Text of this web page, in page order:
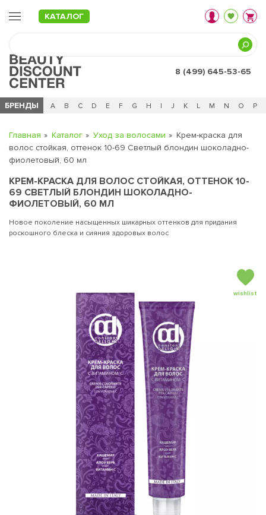
КАТАЛОГ
8 (499) 645-53-65
БРЕНДЫ
Ч 0 - 9 A B C D E F G H I J K L M N O P
Главная Каталог Уход за волосами
Крем-краска для
волос стойкая, оттенок 10-69 Светлый блондин шоколадно-
фиолетовый, 60 мл
КРЕМ-КРАСКА ДЛЯ ВОЛОС СТОЙКАЯ, ОТТЕНОК 10-
69 СВЕТЛЫЙ БЛОНДИН ШОКОЛАДНО-
ФИОЛЕТОВЫЙ, 60 МЛ
Новое поколение насыщенных шикарных оттенков для придания
роскошного блеска и сияния здоровых волос
wishlist